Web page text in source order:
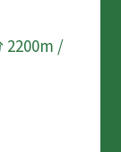
2200m /